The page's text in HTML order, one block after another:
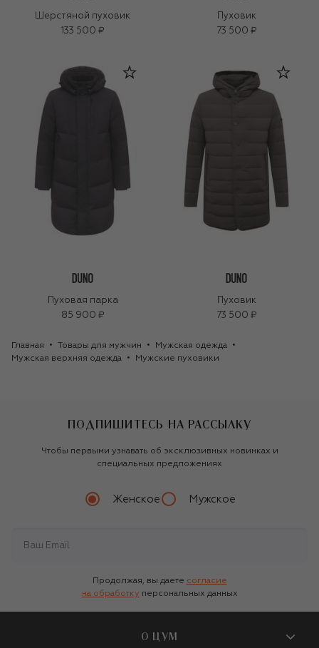
Шерстяной пуховик
133 500 ₽
Пуховик
73 500 ₽
Пуховая парка
85 900 ₽
Пуховик
73 500 ₽
Главная Товары для мужчин
Мужская одежда
Мужская верхняя одежда
Мужские пуховики
ПОДПИШИТЕСЬ НА РАССЫЛКУ
Чтобы первыми узнавать об эксклюзивных новинках и
специальных предложениях
Женское Мужское
Продолжая, вы даете согласие
на обработку персональных данных
О ЦУМ